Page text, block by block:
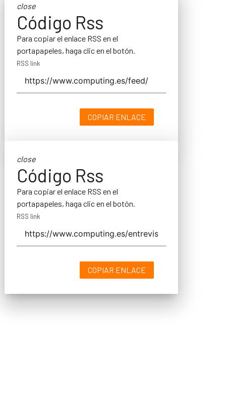
close
Código Rss
Para copiar el enlace RSS en el
portapapeles, haga clic en el botón.
RSS link
COPIAR ENLACE
close
Código Rss
Para copiar el enlace RSS en el
portapapeles, haga clic en el botón.
RSS link
COPIAR ENLACE